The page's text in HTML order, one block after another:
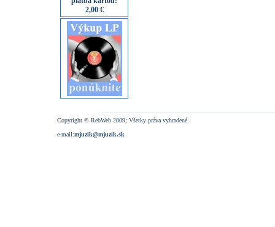
2,00 €
Copyright © RebWeb 2009; Všetky práva vyhradené
e-mail:mjuzik@mjuzik.sk